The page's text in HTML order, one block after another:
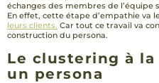
échanges des membres de l’équipe
En effet, cette étape d’empathie va
leurs clients. Car tout ce travail va
construction du persona.
Le clustering à
un persona